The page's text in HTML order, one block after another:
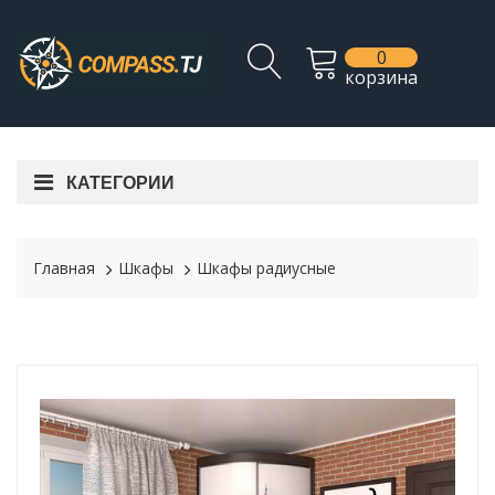
0
корзина
КАТЕГОРИИ
Главная Шкафы Шкафы радиусные